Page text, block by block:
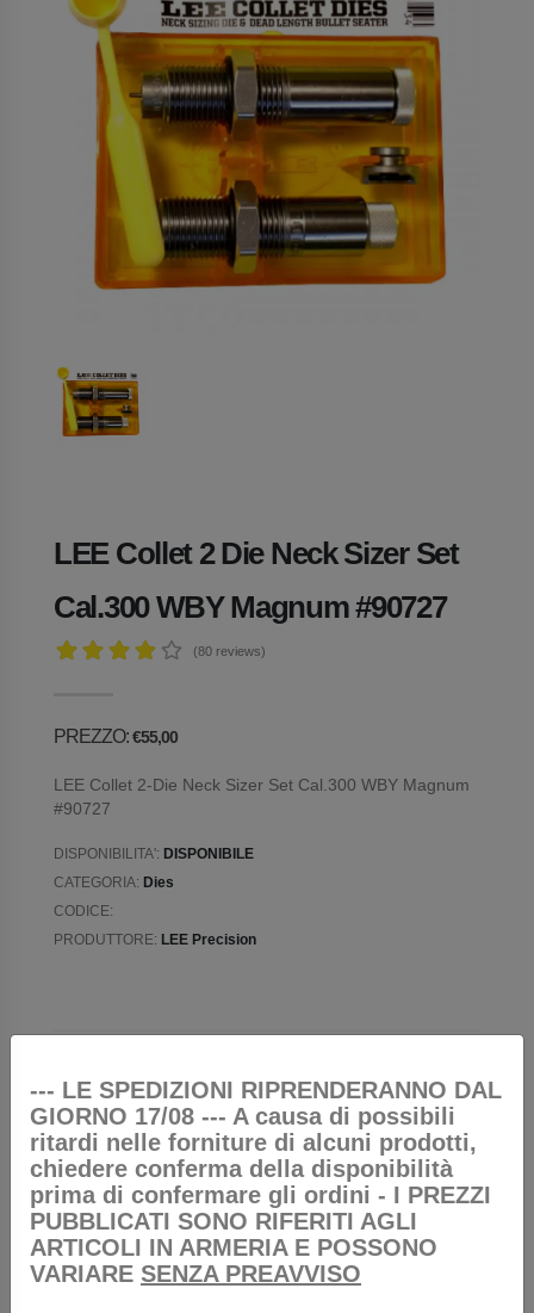
LEE Collet 2 Die Neck Sizer Set
Cal.300 WBY Magnum #90727
(80 reviews)
PREZZO:€55,00
LEE Collet 2-Die Neck Sizer Set Cal.300 WBY Magnum
#90727
DISPONIBILITA': DISPONIBILE
CATEGORIA: Dies
CODICE:
PRODUTTORE: LEE Precision
AGGIUNGI AL CARELLO
RICHIEDI INFORMAZIONI
--- LE SPEDIZIONI RIPRENDERANNO DAL
GIORNO 17/08 --- A causa di possibili
ritardi nelle forniture di alcuni prodotti,
chiedere conferma della disponibilità
prima di confermare gli ordini - I PREZZI
PUBBLICATI SONO RIFERITI AGLI
ARTICOLI IN ARMERIA E POSSONO
VARIARE SENZA PREAVVISO